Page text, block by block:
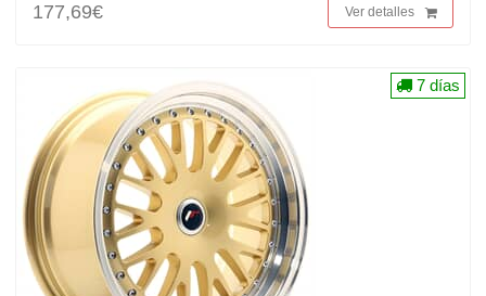
177,69€
Ver detalles
7 días